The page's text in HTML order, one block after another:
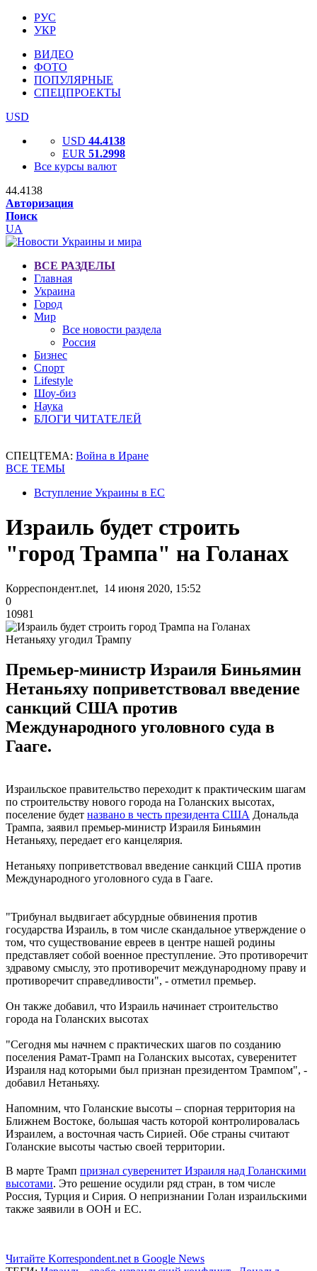
РУС
УКР
ВИДЕО
ФОТО
ПОПУЛЯРНЫЕ
СПЕЦПРОЕКТЫ
USD
USD 44.4138
EUR 51.2998
Все курсы валют
44.4138
Авторизация
Поиск
UA
ВСЕ РАЗДЕЛЫ
Главная
Украина
Город
Мир
Все новости раздела
Россия
Бизнес
Спорт
Lifestyle
Шоу-биз
Наука
БЛОГИ ЧИТАТЕЛЕЙ
СПЕЦТЕМА: Война в Иране
ВСЕ ТЕМЫ
Вступление Украины в ЕС
Израиль будет строить
"город Трампа" на Голанах
Корреспондент.net, 14 июня 2020, 15:52
0
10981
Нетаньяху угодил Трампу
Премьер-министр Израиля Биньямин
Нетаньяху поприветствовал введение
санкций США против
Международного уголовного суда в
Гааге.
Израильское правительство переходит к практическим шагам
по строительству нового города на Голанских высотах,
поселение будет названо в честь президента США Дональда
Трампа, заявил премьер-министр Израиля Биньямин
Нетаньяху, передает его канцелярия.
Нетаньяху поприветствовал введение санкций США против
Международного уголовного суда в Гааге.
"Трибунал выдвигает абсурдные обвинения против
государства Израиль, в том числе скандальное утверждение о
том, что существование евреев в центре нашей родины
представляет собой военное преступление. Это противоречит
здравому смыслу, это противоречит международному праву и
противоречит справедливости", - отметил премьер.
Он также добавил, что Израиль начинает строительство
города на Голанских высотах
"Сегодня мы начнем с практических шагов по созданию
поселения Рамат-Трамп на Голанских высотах, суверенитет
Израиля над которыми был признан президентом Трампом", -
добавил Нетаньяху.
Напомним, что Голанские высоты – спорная территория на
Ближнем Востоке, большая часть которой контролировалась
Израилем, а восточная часть Сирией. Обе страны считают
Голанские высоты частью своей территории.
В марте Трамп признал суверенитет Израиля над Голанскими
высотами. Это решение осудили ряд стран, в том числе
Россия, Турция и Сирия. О непризнании Голан израильскими
также заявили в ООН и ЕС.
Читайте Korrespondent.net в Google News